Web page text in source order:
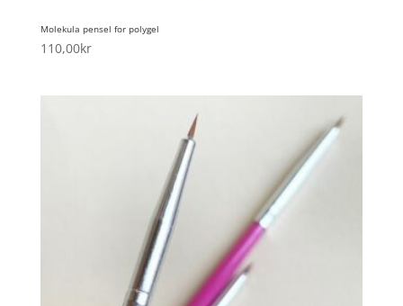
Molekula pensel for polygel
110,00kr